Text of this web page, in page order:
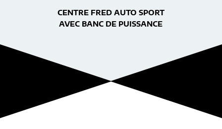
CENTRE FRED AUTO SPORT
AVEC BANC DE PUISSANCE